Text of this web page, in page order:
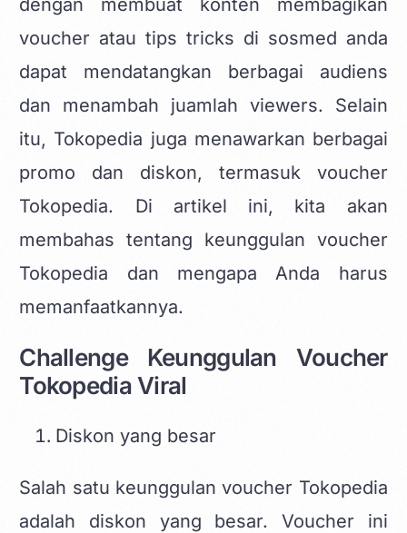
voucher atau tips tricks di sosmed anda
dapat mendatangkan berbagai audiens
dan menambah juamlah viewers. Selain
itu, Tokopedia juga menawarkan berbagai
promo dan diskon, termasuk voucher
Tokopedia. Di artikel ini, kita akan
membahas tentang keunggulan voucher
Tokopedia dan mengapa Anda harus
memanfaatkannya.
Challenge Keunggulan Voucher
Tokopedia Viral
Diskon yang besar
Salah satu keunggulan voucher Tokopedia
adalah diskon yang besar. Voucher ini